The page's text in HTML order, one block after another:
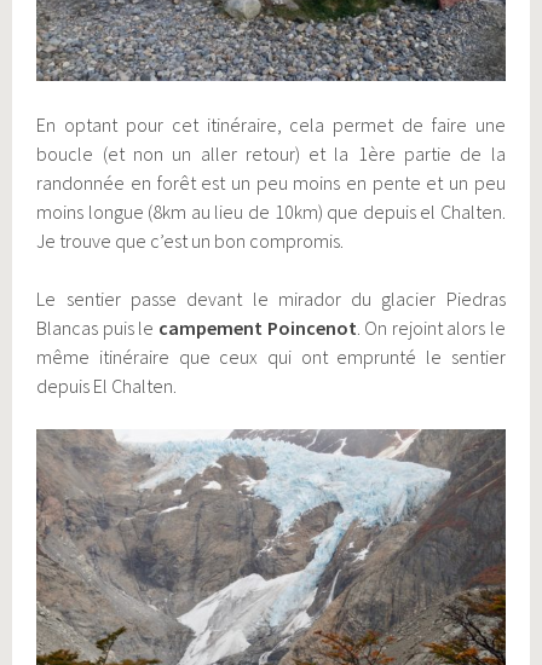
En optant pour cet itinéraire, cela permet de faire une
boucle (et non un aller retour) et la 1ère partie de la
randonnée en forêt est un peu moins en pente et un peu
moins longue (8km au lieu de 10km) que depuis el Chalten.
Je trouve que c’est un bon compromis.
Le sentier passe devant le mirador du glacier Piedras
Blancas puis le campement Poincenot. On rejoint alors le
même itinéraire que ceux qui ont emprunté le sentier
depuis El Chalten.